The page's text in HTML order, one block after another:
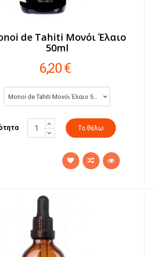
de Tahiti Μονόι Έλαιο
50ml
6,20 €
Monoi de Tahiti Μονόι Έλαιο 50ml (6,20 €)